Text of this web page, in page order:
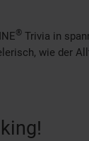
® Trivia in
wie der